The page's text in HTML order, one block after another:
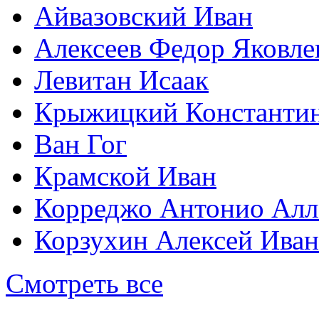
Айвазовский Иван
Алексеев Федор
Левитан Исаак
Крыжицкий
Ван Гог
Крамской Иван
Корреджо Антонио
Корзухин Алексей
Смотреть все